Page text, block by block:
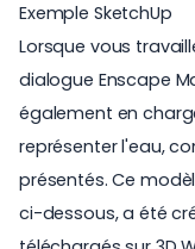
Exemple SketchUp
Lorsque vous
dialogue Enscape
également en
représenter l'eau,
présentés. Ce
ci-dessous, a été